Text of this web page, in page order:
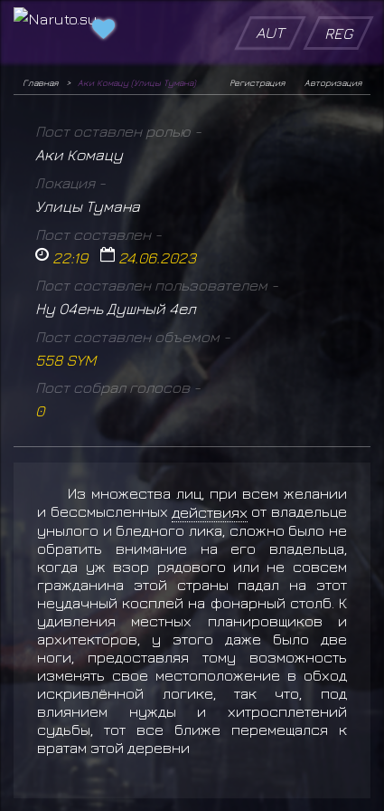
AUT REG
Главная Аки Комацу (Улицы Тумана) Авторизация
Регистрация
Пост оставлен ролью -
Аки Комацу
Локация -
Улицы Тумана
Пост составлен -
22:19 24.06.2023
Пост составлен пользователем -
Ну О4ень Душный 4ел
Пост составлен объемом -
558 SYM
Пост собрал голосов -
0
Из множества лиц, при всем желании
и бессмысленных действиях от владельце
унылого и бледного лика, сложно было не
обратить внимание на его владельца,
когда уж взор рядового или не совсем
гражданина этой страны падал на этот
неудачный косплей на фонарный столб. К
удивления местных планировщиков и
архитекторов, у этого даже было две
ноги, предоставляя тому возможность
изменять свое местоположение в обход
искривлённой логике, так что, под
влиянием нужды и хитросплетений
судьбы, тот все ближе перемещался к
вратам этой деревни